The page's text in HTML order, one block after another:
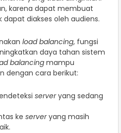
karena dapat membuat
dapat diakses oleh audiens.
load balancing, fungsi
daya tahan sistem
balancing mampu
dengan cara berikut:
serveryang sedang
ke serveryang masih